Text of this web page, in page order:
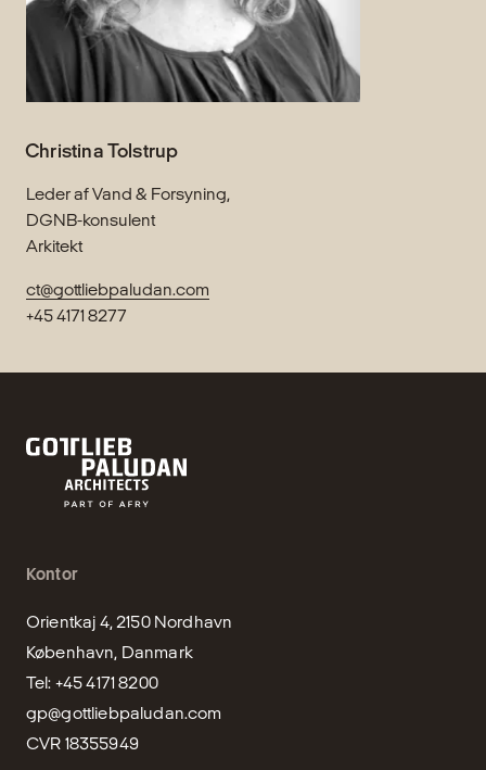
Christina Tolstrup
Leder af Vand & Forsyning,
DGNB-konsulent
Arkitekt
ct@gottliebpaludan.com
+45 4171 8277
Kontor
Orientkaj 4, 2150 Nordhavn
København, Danmark
Tel: +45 4171 8200
gp@gottliebpaludan.com
CVR 18355949